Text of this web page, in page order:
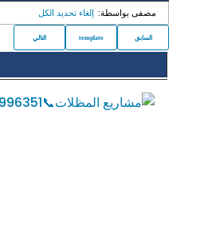
مصفى بواسطة: إلغاء تحديد الكل
السابق template التالي